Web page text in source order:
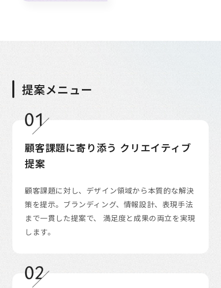
提案メニュー
顧客課題に寄り添う クリエイティブ
提案
顧客課題に対し、デザイン領域から本質的な解決
策を提示。ブランディング、情報設計、表現手法
まで一貫した提案で、 満足度と成果の両立を実現
します。